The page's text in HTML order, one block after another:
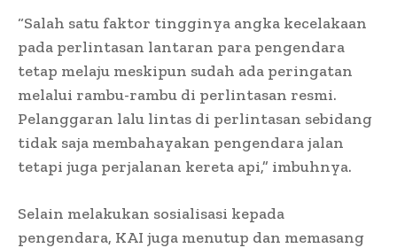
“Salah satu faktor tingginya angka kecelakaan
pada perlintasan lantaran para pengendara
tetap melaju meskipun sudah ada peringatan
melalui rambu-rambu di perlintasan resmi.
Pelanggaran lalu lintas di perlintasan sebidang
tidak saja membahayakan pengendara jalan
tetapi juga perjalanan kereta api,” imbuhnya.
Selain melakukan sosialisasi kepada
pengendara, KAI juga menutup dan memasang